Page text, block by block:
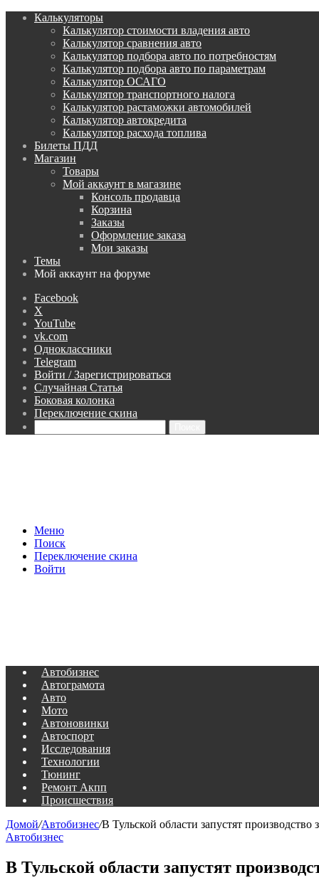
Калькуляторы
Калькулятор стоимости владения авто
Калькулятор сравнения авто
Калькулятор подбора авто по потребностям
Калькулятор подбора авто по параметрам
Калькулятор ОСАГО
Калькулятор транспортного налога
Калькулятор растаможки автомобилей
Калькулятор автокредита
Калькулятор расхода топлива
Билеты ПДД
Магазин
Товары
Мой аккаунт в магазине
Консоль продавца
Корзина
Заказы
Оформление заказа
Мои заказы
Темы
Мой аккаунт на форуме
Facebook
X
YouTube
vk.com
Одноклассники
Telegram
Войти / Зарегистрироваться
Случайная Статья
Боковая колонка
Переключение скина
Меню
Поиск
Переключение скина
Войти
Автобизнес
Автограмота
Авто
Мото
Автоновинки
Автоспорт
Исследования
Технологии
Тюнинг
Ремонт Акпп
Происшествия
Домой/Автобизнес/В Тульской области запустят
Автобизнес
В Тульской области запустят